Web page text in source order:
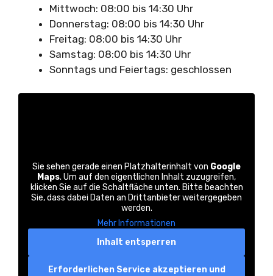
Mittwoch: 08:00 bis 14:30 Uhr
Donnerstag: 08:00 bis 14:30 Uhr
Freitag: 08:00 bis 14:30 Uhr
Samstag: 08:00 bis 14:30 Uhr
Sonntags und Feiertags: geschlossen
Sie sehen gerade einen Platzhalterinhalt von Google
Maps. Um auf den eigentlichen Inhalt zuzugreifen,
klicken Sie auf die Schaltfläche unten. Bitte beachten
Sie, dass dabei Daten an Drittanbieter weitergegeben
werden.
Mehr Informationen
Inhalt entsperren
Erforderlichen Service akzeptieren und